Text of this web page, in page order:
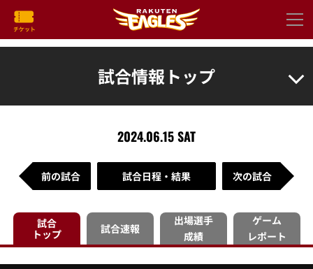
試合情報トップ
2024.06.15 SAT
前の試合 試合日程・結果 次の試合
試合
トップ
試合速報
出場選手
成績
ゲーム
レポート